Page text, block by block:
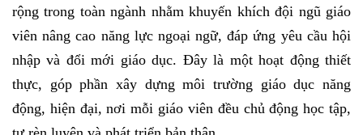
rộng trong toàn ngành nhằm khuyến khích đội ngũ giáo
viên nâng cao năng lực ngoại ngữ, đáp ứng yêu cầu hội
nhập và đổi mới giáo dục. Đây là một hoạt động thiết
thực, góp phần xây dựng môi trường giáo dục năng
động, hiện đại, nơi mỗi giáo viên đều chủ động học tập,